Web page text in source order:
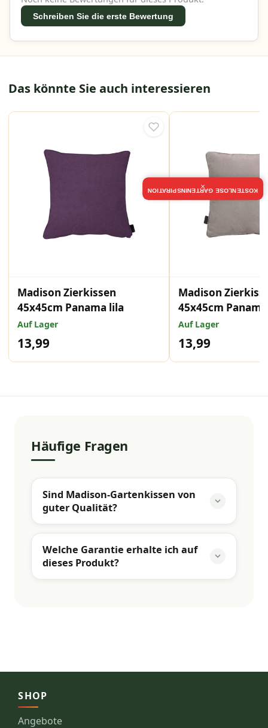
Schreiben Sie die erste Bewertung
Das könnte Sie auch interessieren
Madison Zierkissen
45x45cm Panama lila
Auf Lager
13,99
Madison
45x45cm
Auf Lager
13,99
Häufige Fragen
Sind Madison-Gartenkissen von
guter Qualität?
Welche Garantie erhalte ich auf
dieses Produkt?
SHOP
Angebote
KOSTENLOSE GARTENINSPIRATION
×